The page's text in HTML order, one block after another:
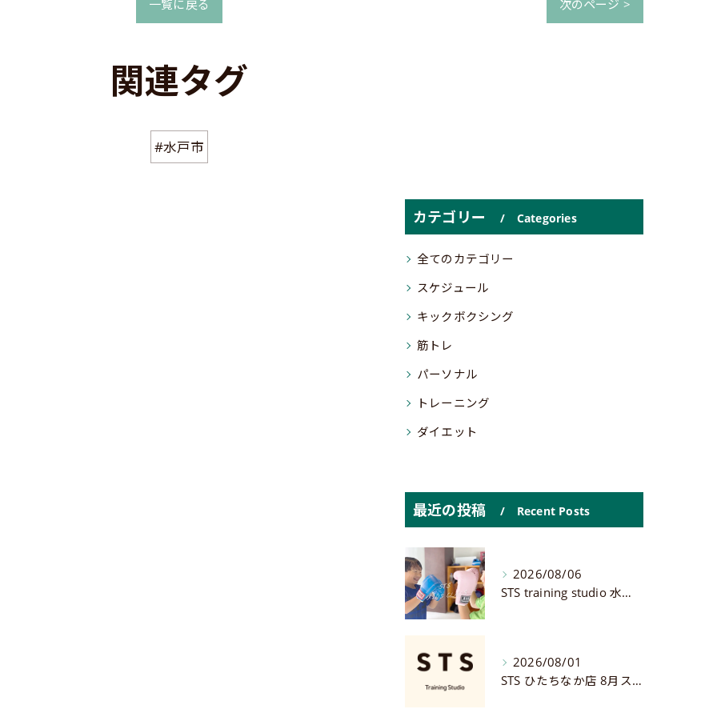
一覧に戻る 次のページ >
関連タグ
#水戸市
カテゴリー Categories
全てのカテゴリー
スケジュール
キックボクシング
筋トレ
パーソナル
トレーニング
ダイエット
最近の投稿 Recent Posts
2026/08/06
STS training studio 水戸店
2026/08/01
STS ひたちなか店 8月スケジュール